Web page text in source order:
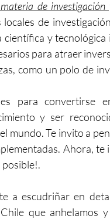
de investigación
de
científica y
para atraer
como un polo de
para convertirse
y ser
mundo. Te invito a
Ahora,
posible!.
a escudriñar en
que anhelamos